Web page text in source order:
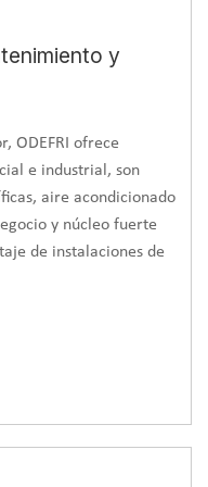
y
ODEFRI ofrece
e industrial, son
aire acondicionado
y núcleo fuerte
de instalaciones de